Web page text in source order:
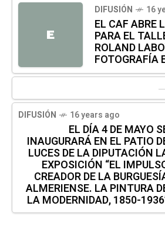
E
DIFUSIÓN 16
EL CAF ABRE
PARA EL
ROLAND
FOTOGRAFÍA
DIFUSIÓN 16 years ago
EL DÍA 4 DE MAYO
INAUGURARÁ EN EL PATIO
LUCES DE LA DIPUTACIÓN
EXPOSICIÓN “EL
CREADOR DE LA
ALMERIENSE. LA PINTURA
LA MODERNIDAD, 1850-